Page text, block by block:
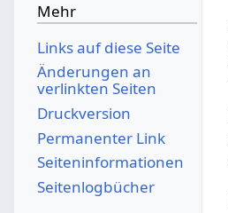
Mehr
Links auf diese Seite
Änderungen an
verlinkten Seiten
Druckversion
Permanenter Link
Seiten­­informationen
Seitenlogbücher